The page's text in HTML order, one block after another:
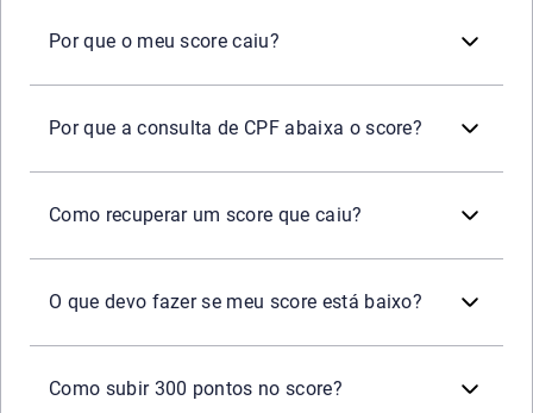
Por que o meu score caiu?
Por que a consulta de CPF abaixa o score?
Como recuperar um score que caiu?
O que devo fazer se meu score está baixo?
Como subir 300 pontos no score?